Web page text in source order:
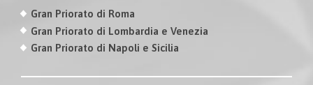
Gran Priorato di Roma
Gran Priorato di Lombardia e Venezia
Gran Priorato di Napoli e Sicilia